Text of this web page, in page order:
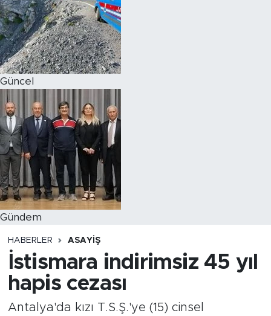
Güncel
Gündem
HABERLER ASAYIŞ
İstismara indirimsiz 45 yıl
hapis cezası
Antalya'da kızı T.S.Ş.'ye (15) cinsel
Magazin
Özel Haber
Politika
Resmi İlanlar
Sağlık
Spor
Turizm